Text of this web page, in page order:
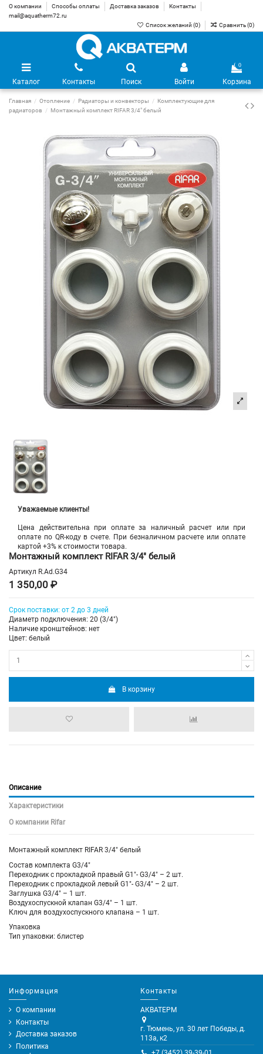
О компании Способы оплаты Доставка заказов
Контакты
mail@aquatherm72.ru
Список желаний (0) Сравнить (0)
Каталог Контакты Поиск Войти
0
Корзина
Главная Отопление Радиаторы и конвекторы
Комплектующие для
радиаторов
Монтажный комплект RIFAR 3/4" белый
Уважаемые клиенты!
Цена действительна при оплате за наличный расчет или при
оплате по QR-коду в счете. При безналичном расчете или оплате
картой +3% к стоимости товара.
Монтажный комплект RIFAR 3/4" белый
Артикул R.Ad.G34
1 350,00 ₽
Срок поставки: от 2 до 3 дней
Диаметр подключения: 20 (3/4")
Наличие кронштейнов: нет
Цвет: белый
В корзину
Описание
Характеристики
О компании Rifar
Монтажный комплект RIFAR 3/4" белый
Состав комплекта G3/4"
Переходник с прокладкой правый G1"- G3/4" – 2 шт.
Переходник с прокладкой левый G1"- G3/4" – 2 шт.
Заглушка G3/4" – 1 шт.
Воздухоспускной клапан G3/4" – 1 шт.
Ключ для воздухоспускного клапана – 1 шт.
Упаковка
Тип упаковки: блистер
Информация
О компании
Контакты
Доставка заказов
Политика
Контакты
АКВАТЕРМ
г. Тюмень, ул. 30 лет Победы, д.
113а, к2